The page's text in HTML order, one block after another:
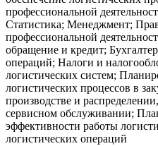
профессиональной
Статистика; Менеджмент;
профессиональной
обращение и кредит;
операций; Налоги и
логистических систем;
логистических процессов в
производстве и
сервисном обслуживании;
эффективности работы
логистических операций